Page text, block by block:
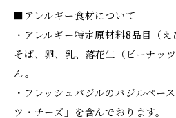
■アレルギー食材について
・アレルギー特定原材料8品目（え
そば、卵、乳、落花生（ピーナッ
ん。
・フレッシュバジルのバジルペー
ツ・チーズ」を含んでおります。